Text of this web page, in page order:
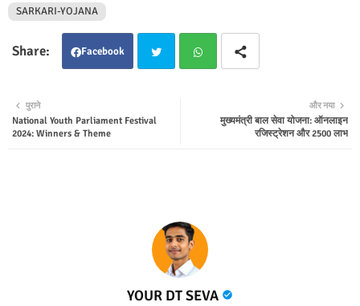
SARKARI-YOJANA
Facebook
ter
और नया
मुख्यमंत्री बाल सेवा योजना: ऑनलाइन
रजिस्ट्रेशन और 2500 लाभ
पुराने
National Youth Parliament Festival
2024: Winners & Theme
YOUR DT SEVA